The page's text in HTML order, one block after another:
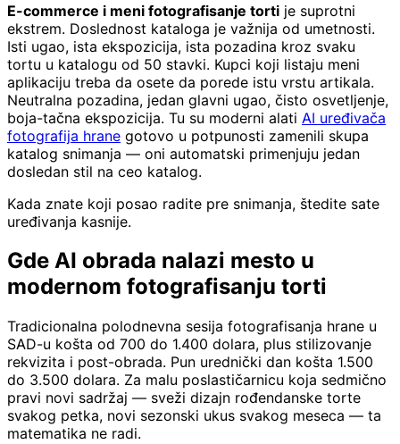
E-commerce i meni fotografisanje torti je suprotni
ekstrem. Doslednost kataloga je važnija od umetnosti.
Isti ugao, ista ekspozicija, ista pozadina kroz svaku
tortu u katalogu od 50 stavki. Kupci koji listaju meni
aplikaciju treba da osete da porede istu vrstu artikala.
Neutralna pozadina, jedan glavni ugao, čisto osvetljenje,
boja-tačna ekspozicija. Tu su moderni alati AI uređivača
fotografija hrane gotovo u potpunosti zamenili skupa
katalog snimanja — oni automatski primenjuju jedan
dosledan stil na ceo katalog.
Kada znate koji posao radite pre snimanja, štedite sate
uređivanja kasnije.
Gde AI obrada nalazi mesto u
modernom fotografisanju torti
Tradicionalna polodnevna sesija fotografisanja hrane u
SAD-u košta od 700 do 1.400 dolara, plus stilizovanje
rekvizita i post-obrada. Pun urednički dan košta 1.500
do 3.500 dolara. Za malu poslastičarnicu koja sedmično
pravi novi sadržaj — sveži dizajn rođendanske torte
svakog petka, novi sezonski ukus svakog meseca — ta
matematika ne radi.